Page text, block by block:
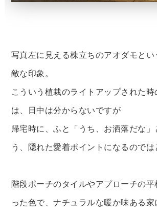
写真左に見える株立ちのアオダモと
敵な印象。
こういう植栽のライトアップされた
は、日中は分からないですが
帰宅時に、ふと「うち、お洒落だな」
う、隠れた愛着ポイントになるのでは
階段ポーチのタイルやアプローチの平
った色で、ナチュラルな暖か味ある家